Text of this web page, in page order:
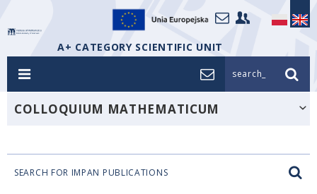
A+ CATEGORY SCIENTIFIC UNIT
search_
COLLOQUIUM MATHEMATICUM
SEARCH FOR IMPAN PUBLICATIONS